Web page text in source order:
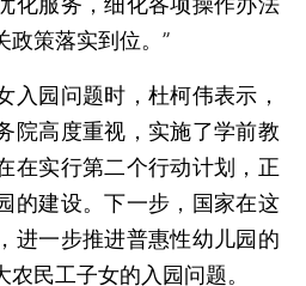
政策落实到位。”
园问题时，杜柯伟表示，
院高度重视，实施了学前教
在实行第二个行动计划，正
的建设。下一步，国家在这
进一步推进普惠性幼儿园的
民工子女的入园问题。